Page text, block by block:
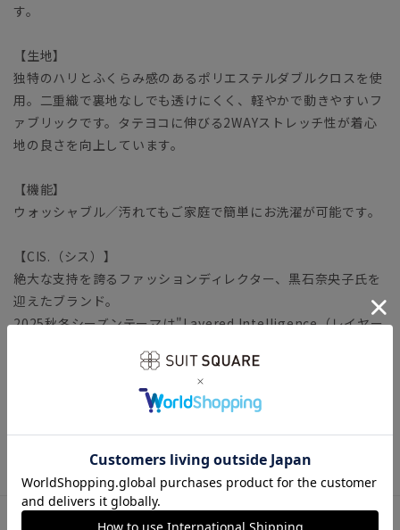
す。
【生地】
独特のハリとふくらみ感のあるポリエステルダブルクロスを使
用。二重織で裏地なしでも透けにくく、軽やかで動きやすいフ
ァブリックです。タテヨコに伸びる2WAYストレッチ性が着心
地の良さを向上しています。
【機能】
ウォッシャブル／汚れてもご家庭で簡単にお洗濯が可能です。
【CIS.（シス）】
絶大な支持を誇るファッションディレクター、黒石奈央子氏を
迎えたブランド。
2025秋冬シーズンテーマは"Layered Intelligence（レイヤー
あるスタイルを提案。あらかじめ設定された重ね着の相性が、
忙しい日常の服選びに新たな自由をもたらします。
レディーススーツ ビジネス オフィスカジュアル スラック